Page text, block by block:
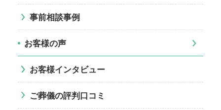
事前相談事例
お客様の声
お客様インタビュー
ご葬儀の評判口コミ